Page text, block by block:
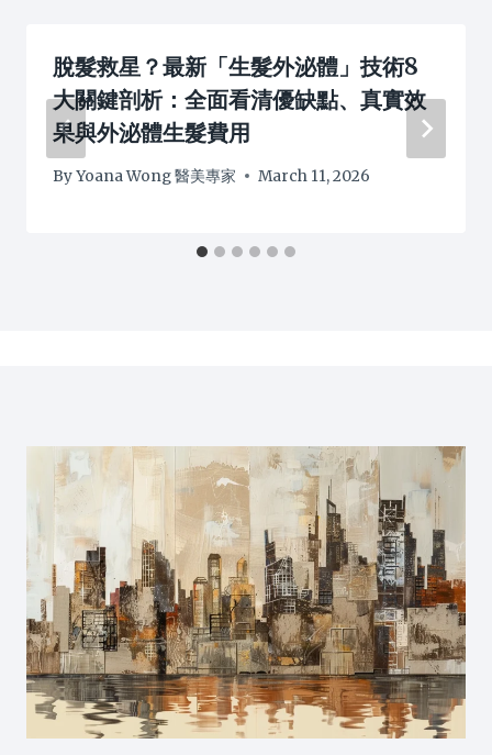
脫髮救星？最新「生髮外泌體」技術8
大關鍵剖析：全面看清優缺點、真實效
果與外泌體生髮費用
ByYoana Wong 醫美專家 March 11, 2026